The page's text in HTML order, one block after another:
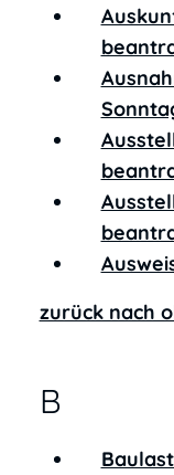
zurück nach
B